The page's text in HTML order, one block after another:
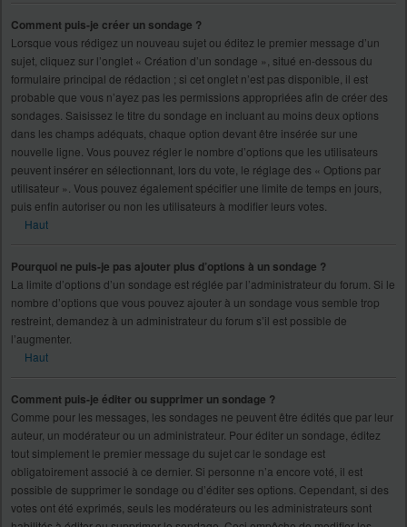
Comment puis-je créer un sondage ?
Lorsque vous rédigez un nouveau sujet ou éditez le premier message d’un
sujet, cliquez sur l’onglet « Création d’un sondage », situé en-dessous du
formulaire principal de rédaction ; si cet onglet n’est pas disponible, il est
probable que vous n’ayez pas les permissions appropriées afin de créer des
sondages. Saisissez le titre du sondage en incluant au moins deux options
dans les champs adéquats, chaque option devant être insérée sur une
nouvelle ligne. Vous pouvez régler le nombre d’options que les utilisateurs
peuvent insérer en sélectionnant, lors du vote, le réglage des « Options par
utilisateur ». Vous pouvez également spécifier une limite de temps en jours,
puis enfin autoriser ou non les utilisateurs à modifier leurs votes.
Haut
Pourquoi ne puis-je pas ajouter plus d’options à un sondage ?
La limite d’options d’un sondage est réglée par l’administrateur du forum. Si le
nombre d’options que vous pouvez ajouter à un sondage vous semble trop
restreint, demandez à un administrateur du forum s’il est possible de
l’augmenter.
Haut
Comment puis-je éditer ou supprimer un sondage ?
Comme pour les messages, les sondages ne peuvent être édités que par leur
auteur, un modérateur ou un administrateur. Pour éditer un sondage, éditez
tout simplement le premier message du sujet car le sondage est
obligatoirement associé à ce dernier. Si personne n’a encore voté, il est
possible de supprimer le sondage ou d’éditer ses options. Cependant, si des
votes ont été exprimés, seuls les modérateurs ou les administrateurs sont